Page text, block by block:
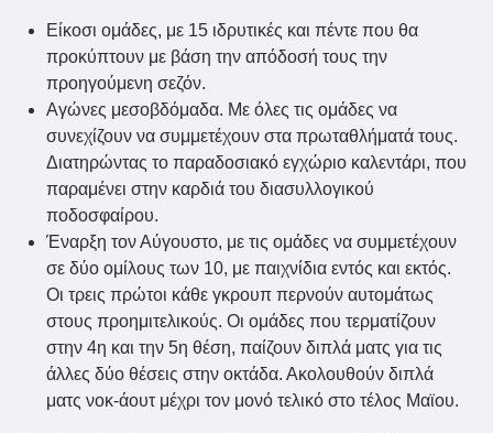
Είκοσι ομάδες, με 15 ιδρυτικές και πέντε που θα
προκύπτουν με βάση την απόδοσή τους την
προηγούμενη σεζόν.
Αγώνες μεσοβδόμαδα. Με όλες τις ομάδες να
συνεχίζουν να συμμετέχουν στα πρωταθλήματά τους.
Διατηρώντας το παραδοσιακό εγχώριο καλεντάρι, που
παραμένει στην καρδιά του διασυλλογικού
ποδοσφαίρου.
Έναρξη τον Αύγουστο, με τις ομάδες να συμμετέχουν
σε δύο ομίλους των 10, με παιχνίδια εντός και εκτός.
Οι τρεις πρώτοι κάθε γκρουπ περνούν αυτομάτως
στους προημιτελικούς. Οι ομάδες που τερματίζουν
στην 4η και την 5η θέση, παίζουν διπλά ματς για τις
άλλες δύο θέσεις στην οκτάδα. Ακολουθούν διπλά
ματς νοκ-άουτ μέχρι τον μονό τελικό στο τέλος Μαϊου.